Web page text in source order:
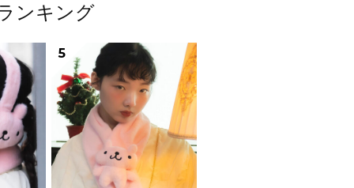
ンキング
5